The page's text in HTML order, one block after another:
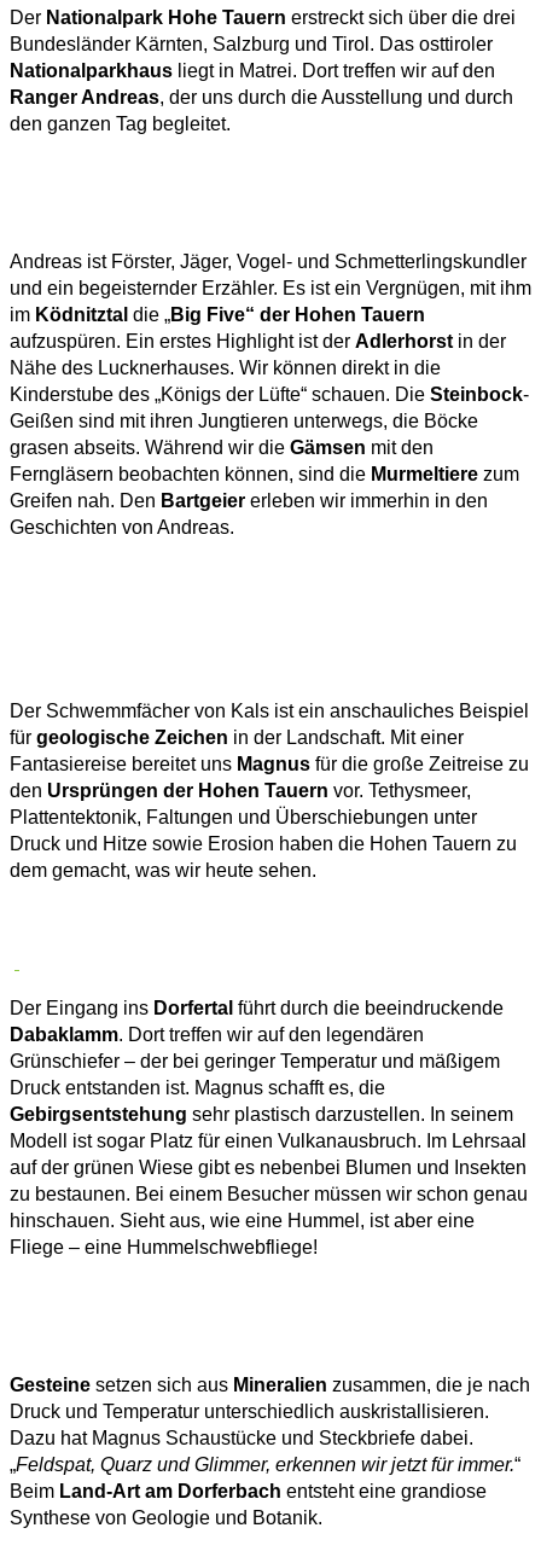
Der Nationalpark Hohe Tauern erstreckt sich über die drei
Bundesländer Kärnten, Salzburg und Tirol. Das osttiroler
Nationalparkhaus liegt in Matrei. Dort treffen wir auf den
Ranger Andreas, der uns durch die Ausstellung und durch
den ganzen Tag begleitet.
Andreas ist Förster, Jäger, Vogel- und Schmetterlingskundler
und ein begeisternder Erzähler. Es ist ein Vergnügen, mit ihm
im Ködnitztal die „Big Five“ der Hohen Tauern
aufzuspüren. Ein erstes Highlight ist der Adlerhorst in der
Nähe des Lucknerhauses. Wir können direkt in die
Kinderstube des „Königs der Lüfte“ schauen. Die Steinbock-
Geißen sind mit ihren Jungtieren unterwegs, die Böcke
grasen abseits. Während wir die Gämsen mit den
Ferngläsern beobachten können, sind die Murmeltiere zum
Greifen nah. Den Bartgeier erleben wir immerhin in den
Geschichten von Andreas.
Der Schwemmfächer von Kals ist ein anschauliches Beispiel
für geologische Zeichen in der Landschaft. Mit einer
Fantasiereise bereitet uns Magnus für die große Zeitreise zu
den Ursprüngen der Hohen Tauern vor. Tethysmeer,
Plattentektonik, Faltungen und Überschiebungen unter
Druck und Hitze sowie Erosion haben die Hohen Tauern zu
dem gemacht, was wir heute sehen.
Der Eingang ins Dorfertal führt durch die beeindruckende
Dabaklamm. Dort treffen wir auf den legendären
Grünschiefer – der bei geringer Temperatur und mäßigem
Druck entstanden ist. Magnus schafft es, die
Gebirgsentstehung sehr plastisch darzustellen. In seinem
Modell ist sogar Platz für einen Vulkanausbruch. Im Lehrsaal
auf der grünen Wiese gibt es nebenbei Blumen und Insekten
zu bestaunen. Bei einem Besucher müssen wir schon genau
hinschauen. Sieht aus, wie eine Hummel, ist aber eine
Fliege – eine Hummelschwebfliege!
Gesteine setzen sich aus Mineralien zusammen, die je nach
Druck und Temperatur unterschiedlich auskristallisieren.
Dazu hat Magnus Schaustücke und Steckbriefe dabei.
„Feldspat, Quarz und Glimmer, erkennen wir jetzt für immer.“
Beim Land-Art am Dorferbach entsteht eine grandiose
Synthese von Geologie und Botanik.